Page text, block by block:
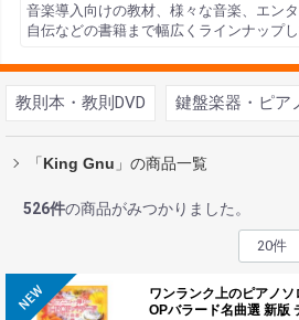
音楽導入向けの教材、様々な音楽、エン
自伝などの書籍まで幅広くラインナップし
教則本・教則DVD 鍵盤楽器・ピア
「King Gnu 」の商品一覧
526件の商品がみつかりました。
ワンランク上のピアノ
OPバラード名曲選 新版